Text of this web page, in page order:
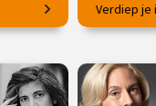
dec.
Wat heeft
maken?
€ 145.00
Verdiep je